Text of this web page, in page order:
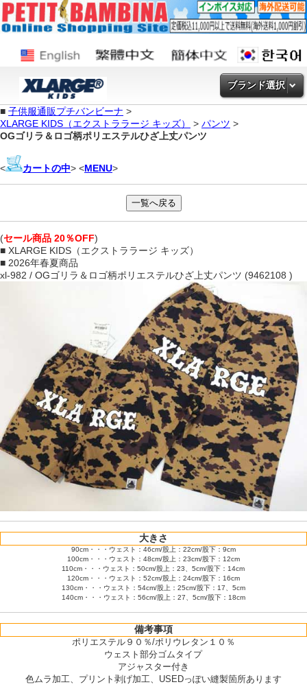
ブランド選択
■ 子供服通販プチバンビーナ >
XLARGE KIDS（エクストララージ キッズ）
> パンツ >
OGゴリラ＆ロゴ柄ポリエステルひざ上丈パンツ
< カートの中> <MENU>
(セール商品 20％OFF)
■ XLARGE KIDS（エクストララージ キッズ）
■ 2026年春夏商品
xl-982 / OGゴリラ＆ロゴ柄ポリエステルひざ上丈パンツ (9462108 )
大きさ
90cm・・・ウェスト：46cm/股上：22cm/股下：9cm
100cm・・・ウェスト：48cm/股上：23cm/股下：12cm
110cm・・・ウェスト：50cm/股上：23、5cm/股下：14cm
120cm・・・ウェスト：52cm/股上：24cm/股下：16cm
130cm・・・ウェスト：54cm/股上：25cm/股下：17、5cm
140cm・・・ウェスト：56cm/股上：27、5cm/股下：18cm
備考事項
ポリエステル９０％/ポリウレタン１０％
ウェスト部分ゴムタイプ
アジャスター付き
色ムラ加工、プリント剥げ加工、USEDっぽい縫製箇所あります